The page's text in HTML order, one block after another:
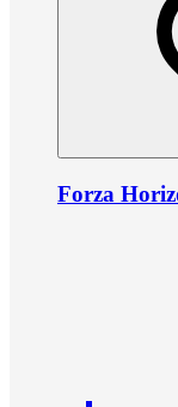
Forza